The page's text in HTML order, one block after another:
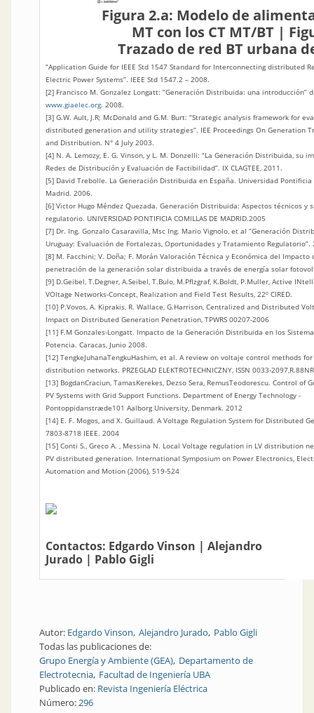
Figura 2.a: Modelo de
MT con los CT MT/BT |
Trazado de red BT urbana
“Application Guide for IEEE Std 1547 Standard for Interconnecting distributed
Electric Power Systems”. IEEE Std 1547.2 – 2008.
[2] Francisco M. Gonzalez Longatt: “Generación Distribuida: una introducción”
www.giaelec.org. 2008.
[3] G.W. Ault, J.R; McDonald and G.M. Burt: “Strategic analysis framework for
distributed generation and utility strategies”. IEE Proceedings On Generation
and Distribution. N° 4 July 2003.
[4] N. A. Lemozy, E. G. Vinson, y L. M. Donzelli: “La Generación Distribuida, su
Redes de Distribución y Evaluación de Factibilidad”. IX CLAGTEE, 2011.
[5] David Trebolle. La Generación Distribuida en España. Universidad Pontificia
Madrid. 2006.
[6] Victor Hugo Méndez Quezada. Generación Distribuida: Aspectos técnicos y
regulatorio. UNIVERSIDAD PONTIFICIA COMILLAS DE MADRID.2005
[7] Dr. Ing. Gonzalo Casaravilla, Msc Ing. Mario Vignolo, et al “Generación
Uruguay: Evaluación de Fortalezas, Oportunidades y Tratamiento Regulatorio”.
[8] M. Facchini; V. Doña; F. Morán Valoración Técnica y Económica del Impacto
penetración de la generación solar distribuida a través de energía solar
[9] D.Geibel, T.Degner, A.Seibel, T.Bulo, M.Pflzgraf, K.Boldt, P.Muller, Active
VOltage Networks-Concept, Realization and Field Test Results, 22º CIRED.
[10] P.Vovos, A. Kiprakis, R. Wallace, G.Harrison, Centralized and Distributed
Impact on Distributed Generation Penetration, TPWRS 00207-2006
[11] F.M Gonzales-Longatt. Impacto de la Generación Distribuida en los
Potencia. Caracas, Junio 2008.
[12] TengkeJuhanaTengkuHashim, et al. A review on voltaje control methods
distribution networks. PRZEGLAD ELEKTROTECHNICZNY, ISSN 0033-
[13] BogdanCraciun, TamasKerekes, Dezso Sera, RemusTeodorescu. Control of
PV Systems with Grid Support Functions. Department of Energy Technology -
Pontoppidanstræde101 Aalborg University, Denmark. 2012
[14] E. F. Mogos, and X. Guillaud. A Voltage Regulation System for Distributed
7803-8718 IEEE. 2004
[15] Conti S., Greco A. , Messina N. Local Voltage regulation in LV distribution
PV distributed generation. International Symposium on Power Electronics,
Automation and Motion (2006), 519-524
Contactos: Edgardo Vinson | Alejandro
Jurado | Pablo Gigli
Autor: Edgardo Vinson Alejandro Jurado Pablo Gigli
Todas las publicaciones de:
Grupo Energía y Ambiente (GEA) Departamento de
Electrotecnia Facultad de Ingeniería UBA
Publicado en: Revista Ingeniería Eléctrica
Número:296